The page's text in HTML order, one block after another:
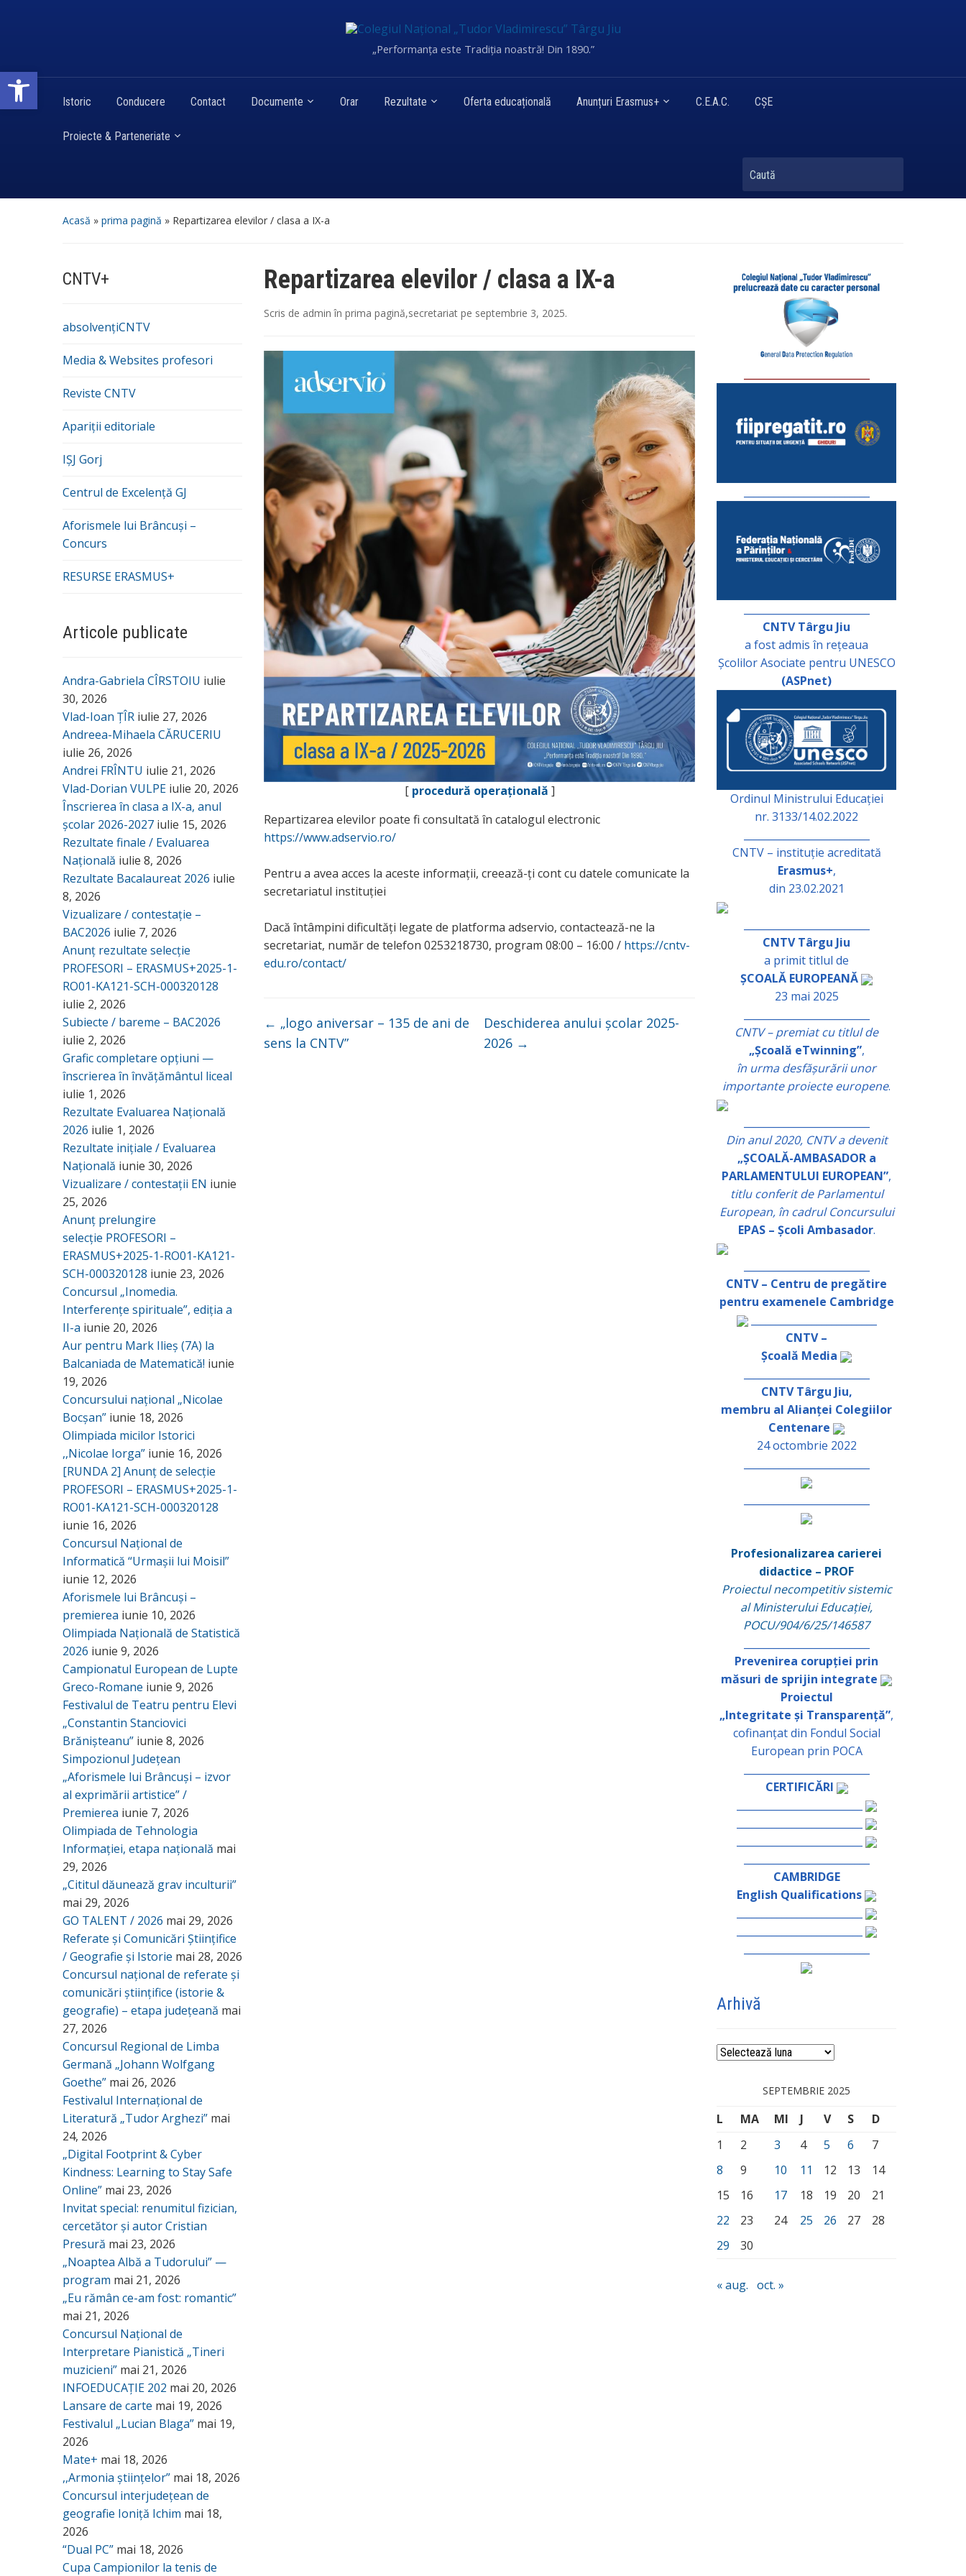
Deschide bara de unelte
„Performanța este Tradiția noastră! Din 1890.”
Istoric Conducere Contact Documente Orar Rezultate Oferta educațională Anunțuri Erasmus+ C.E.A.C. CȘE
Proiecte & Parteneriate
Caută
Acasă » prima pagină » Repartizarea elevilor / clasa a IX-a
CNTV+
absolvențiCNTV
Media & Websites profesori
Reviste CNTV
Apariții editoriale
IȘJ Gorj
Centrul de Excelență GJ
Aforismele lui Brâncuși –
Concurs
RESURSE ERASMUS+
Articole publicate
Andra-Gabriela CÎRSTOIU iulie
30, 2026
Vlad-Ioan ȚÎR iulie 27, 2026
Andreea-Mihaela CĂRUCERIU
iulie 26, 2026
Andrei FRÎNTU iulie 21, 2026
Vlad-Dorian VULPE iulie 20, 2026
Înscrierea în clasa a IX-a, anul
școlar 2026-2027 iulie 15, 2026
Rezultate finale / Evaluarea
Națională iulie 8, 2026
Rezultate Bacalaureat 2026 iulie
8, 2026
Vizualizare / contestație –
BAC2026 iulie 7, 2026
Anunț rezultate selecție
PROFESORI – ERASMUS+2025-1-
RO01-KA121-SCH-000320128
iulie 2, 2026
Subiecte / bareme – BAC2026
iulie 2, 2026
Grafic completare opțiuni —
înscrierea în învățământul liceal
iulie 1, 2026
Rezultate Evaluarea Națională
2026 iulie 1, 2026
Rezultate inițiale / Evaluarea
Națională iunie 30, 2026
Vizualizare / contestații EN iunie
25, 2026
Anunț prelungire
selecție PROFESORI –
ERASMUS+2025-1-RO01-KA121-
SCH-000320128 iunie 23, 2026
Concursul „Inomedia.
Interferențe spirituale”, ediția a
II-a iunie 20, 2026
Aur pentru Mark Ilieș (7A) la
Balcaniada de Matematică! iunie
19, 2026
Concursului național „Nicolae
Bocșan” iunie 18, 2026
Olimpiada micilor Istorici
,,Nicolae Iorga” iunie 16, 2026
[RUNDA 2] Anunț de selecție
PROFESORI – ERASMUS+2025-1-
RO01-KA121-SCH-000320128
iunie 16, 2026
Concursul Național de
Informatică “Urmașii lui Moisil”
iunie 12, 2026
Aforismele lui Brâncuși –
premierea iunie 10, 2026
Olimpiada Națională de Statistică
2026 iunie 9, 2026
Campionatul European de Lupte
Greco-Romane iunie 9, 2026
Festivalul de Teatru pentru Elevi
„Constantin Stanciovici
Brănișteanu” iunie 8, 2026
Simpozionul Județean
„Aforismele lui Brâncuși – izvor
al exprimării artistice” /
Premierea iunie 7, 2026
Olimpiada de Tehnologia
Informației, etapa națională mai
29, 2026
„Cititul dăunează grav inculturii”
mai 29, 2026
GO TALENT / 2026 mai 29, 2026
Referate și Comunicări Științifice
/ Geografie și Istorie mai 28, 2026
Concursul național de referate și
comunicări științifice (istorie &
geografie) – etapa județeană mai
27, 2026
Concursul Regional de Limba
Germană „Johann Wolfgang
Goethe” mai 26, 2026
Festivalul Internațional de
Literatură „Tudor Arghezi” mai
24, 2026
„Digital Footprint & Cyber
Kindness: Learning to Stay Safe
Online” mai 23, 2026
Invitat special: renumitul fizician,
cercetător și autor Cristian
Presură mai 23, 2026
„Noaptea Albă a Tudorului” —
program mai 21, 2026
„Eu rămân ce-am fost: romantic”
mai 21, 2026
Concursul Național de
Interpretare Pianistică „Tineri
muzicieni” mai 21, 2026
INFOEDUCAȚIE 202 mai 20, 2026
Lansare de carte mai 19, 2026
Festivalul „Lucian Blaga” mai 19,
2026
Mate+ mai 18, 2026
,,Armonia științelor” mai 18, 2026
Concursul interjudețean de
geografie Ioniță Ichim mai 18,
2026
“Dual PC” mai 18, 2026
Cupa Campionilor la tenis de
Repartizarea elevilor / clasa a IX-a
Scris de admin în prima pagină,secretariat pe septembrie 3, 2025.
[ procedură operațională ]
Repartizarea elevilor poate fi consultată în catalogul electronic
https://www.adservio.ro/
Pentru a avea acces la aceste informații, creează-ți cont cu datele comunicate la
secretariatul instituției
Dacă întâmpini dificultăți legate de platforma adservio, contactează-ne la
secretariat, număr de telefon 0253218730, program 08:00 – 16:00 / https://cntv-
edu.ro/contact/
← „logo aniversar – 135 de ani de
sens la CNTV”
Deschiderea anului școlar 2025-
2026 →
CNTV Târgu Jiu
a fost admis în rețeaua
Școlilor Asociate pentru UNESCO
(ASPnet)
Ordinul Ministrului Educației
nr. 3133/14.02.2022
CNTV – instituție acreditată
Erasmus+,
din 23.02.2021
CNTV Târgu Jiu
a primit titlul de
ȘCOALĂ EUROPEANĂ
23 mai 2025
CNTV – premiat cu titlul de
„Școală eTwinning”,
în urma desfășurării unor
importante proiecte europene.
Din anul 2020, CNTV a devenit
„ȘCOALĂ-AMBASADOR a
PARLAMENTULUI EUROPEAN”,
titlu conferit de Parlamentul
European, în cadrul Concursului
EPAS – Școli Ambasador.
CNTV – Centru de pregătire
pentru examenele Cambridge
_________________________
CNTV –
Școală Media
CNTV Târgu Jiu,
membru al Alianței Colegiilor
Centenare
24 octombrie 2022
Profesionalizarea carierei
didactice – PROF
Proiectul necompetitiv sistemic
al Ministerului Educației,
POCU/904/6/25/146587
Prevenirea corupției prin
măsuri de sprijin integrate
Proiectul
„Integritate și Transparență”,
cofinanțat din Fondul Social
European prin POCA
CERTIFICĂRI
CAMBRIDGE
English Qualifications
Arhivă
Arhivă
SEPTEMBRIE 2025
L MA MI J V S
D
1
2 3 4 5 6
7
8
9 10 11 12 13
14
15
16 17 18 19 20
21
22
23 24 25 26 27
28
29
30
« aug. oct. »